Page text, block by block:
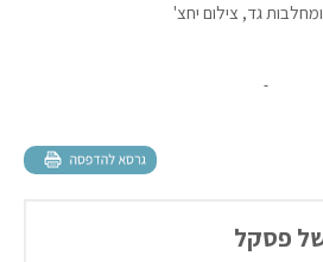
גד, צילום יחצ'
של פסקל